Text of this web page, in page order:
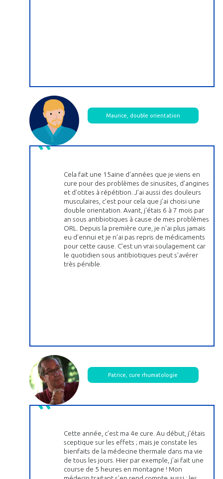
Maurice, double orientation
Cela fait une 15aine d'années que je viens en
cure pour des problèmes de sinusites, d’angines
et d’otites à répétition. J’ai aussi des douleurs
musculaires, c’est pour cela que j’ai choisi une
double orientation. Avant, j'étais 6 à 7 mois par
an sous antibiotiques à cause de mes problèmes
ORL. Depuis la première cure, je n'ai plus jamais
eu d'ennui et je n’ai pas repris de médicaments
pour cette cause. C’est un vrai soulagement car
le quotidien sous antibiotiques peut s’avérer
très pénible.
Patrice, cure rhumatologie
Cette année, c’est ma 4e cure. Au début, j’étais
sceptique sur les effets ; mais je constate les
bienfaits de la médecine thermale dans ma vie
de tous les jours. Hier par exemple, j'ai fait une
course de 5 heures en montagne ! Mon